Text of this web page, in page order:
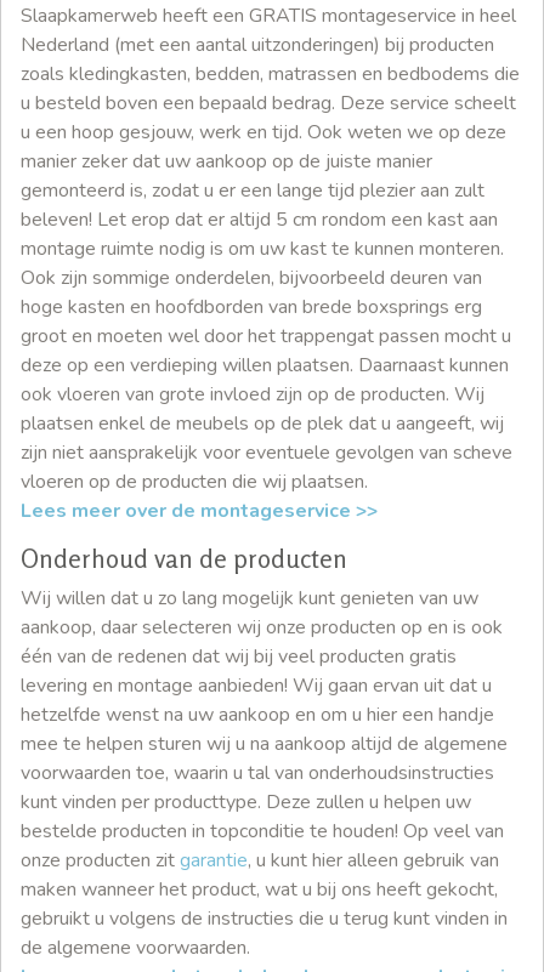
Slaapkamerweb heeft een GRATIS montageservice in heel
Nederland (met een aantal uitzonderingen) bij producten
zoals kledingkasten, bedden, matrassen en bedbodems die
u besteld boven een bepaald bedrag. Deze service scheelt
u een hoop gesjouw, werk en tijd. Ook weten we op deze
manier zeker dat uw aankoop op de juiste manier
gemonteerd is, zodat u er een lange tijd plezier aan zult
beleven! Let erop dat er altijd 5 cm rondom een kast aan
montage ruimte nodig is om uw kast te kunnen monteren.
Ook zijn sommige onderdelen, bijvoorbeeld deuren van
hoge kasten en hoofdborden van brede boxsprings erg
groot en moeten wel door het trappengat passen mocht u
deze op een verdieping willen plaatsen. Daarnaast kunnen
ook vloeren van grote invloed zijn op de producten. Wij
plaatsen enkel de meubels op de plek dat u aangeeft, wij
zijn niet aansprakelijk voor eventuele gevolgen van scheve
vloeren op de producten die wij plaatsen.
Lees meer over de montageservice >>
Onderhoud van de producten
Wij willen dat u zo lang mogelijk kunt genieten van uw
aankoop, daar selecteren wij onze producten op en is ook
één van de redenen dat wij bij veel producten gratis
levering en montage aanbieden! Wij gaan ervan uit dat u
hetzelfde wenst na uw aankoop en om u hier een handje
mee te helpen sturen wij u na aankoop altijd de algemene
voorwaarden toe, waarin u tal van onderhoudsinstructies
kunt vinden per producttype. Deze zullen u helpen uw
bestelde producten in topconditie te houden! Op veel van
onze producten zitgarantie, u kunt hier alleen gebruik van
maken wanneer het product, wat u bij ons heeft gekocht,
gebruikt u volgens de instructies die u terug kunt vinden in
de algemene voorwaarden.